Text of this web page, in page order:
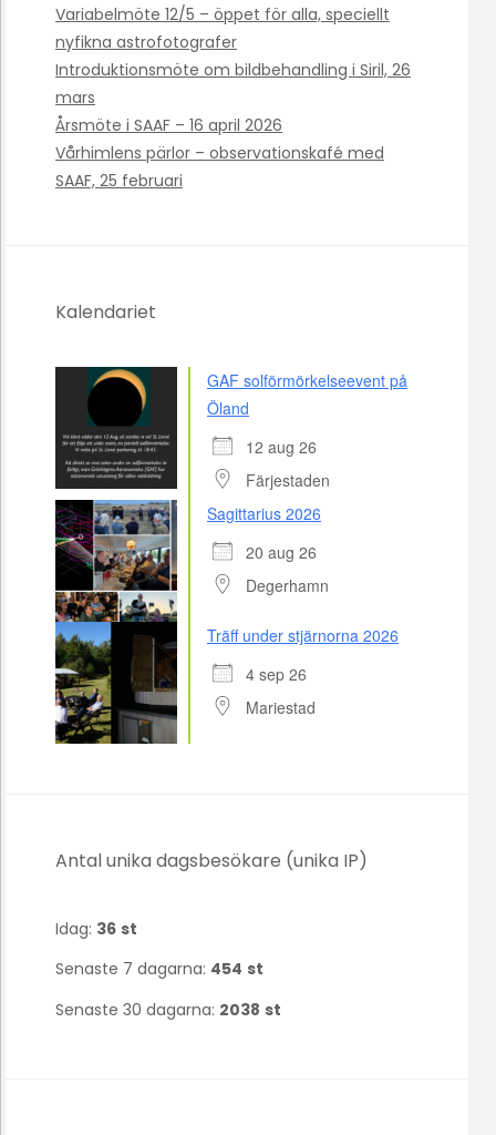
Variabelmöte 12/5 – öppet för alla, speciellt
nyfikna astrofotografer
Introduktionsmöte om bildbehandling i Siril, 26
mars
Årsmöte i SAAF – 16 april 2026
Vårhimlens pärlor – observationskafé med
SAAF, 25 februari
Kalendariet
GAF solförmörkelseevent på
Öland
12 aug 26
Färjestaden
Sagittarius 2026
20 aug 26
Degerhamn
Träff under stjärnorna 2026
4 sep 26
Mariestad
Antal unika dagsbesökare (unika IP)
Idag: 36 st
Senaste 7 dagarna: 454 st
Senaste 30 dagarna: 2038 st